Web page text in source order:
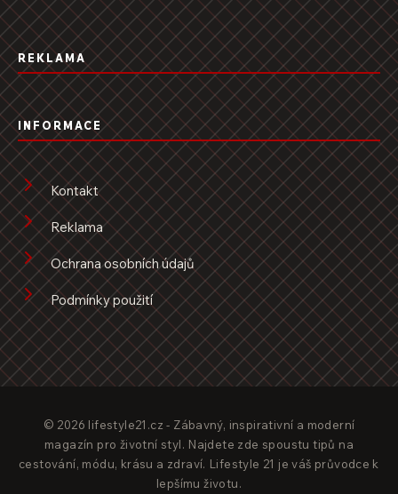
REKLAMA
INFORMACE
Kontakt
Reklama
Ochrana osobních údajů
Podmínky použití
© 2026 lifestyle21.cz - Zábavný, inspirativní a moderní
magazín pro životní styl. Najdete zde spoustu tipů na
cestování, módu, krásu a zdraví. Lifestyle 21 je váš průvodce k
lepšímu životu.